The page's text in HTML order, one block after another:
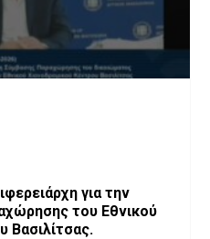
για την
Εθνικού
Βασιλίτσας.